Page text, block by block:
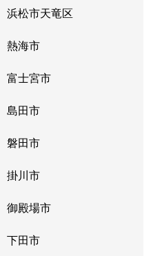
浜松市天竜区
熱海市
富士宮市
島田市
磐田市
掛川市
御殿場市
下田市